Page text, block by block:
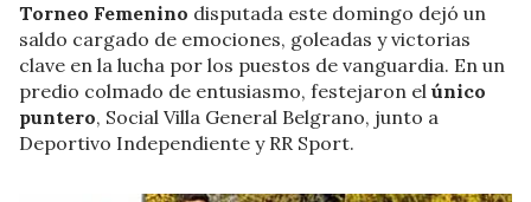
Torneo Femenino disputada este domingo dejó un
saldo cargado de emociones, goleadas y victorias
clave en la lucha por los puestos de vanguardia. En un
predio colmado de entusiasmo, festejaron el único
puntero, Social Villa General Belgrano, junto a
Deportivo Independiente y RR Sport.